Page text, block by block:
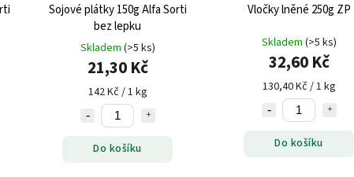
Sojové plátky 150g Alfa Sorti
bez lepku
Skladem (>5 ks)
21,30 Kč
142 Kč / 1 kg
Do košíku
Vločky lněné 250g ZP
Skladem (>5 ks)
32,60 Kč
130,40 Kč / 1 kg
Do košíku